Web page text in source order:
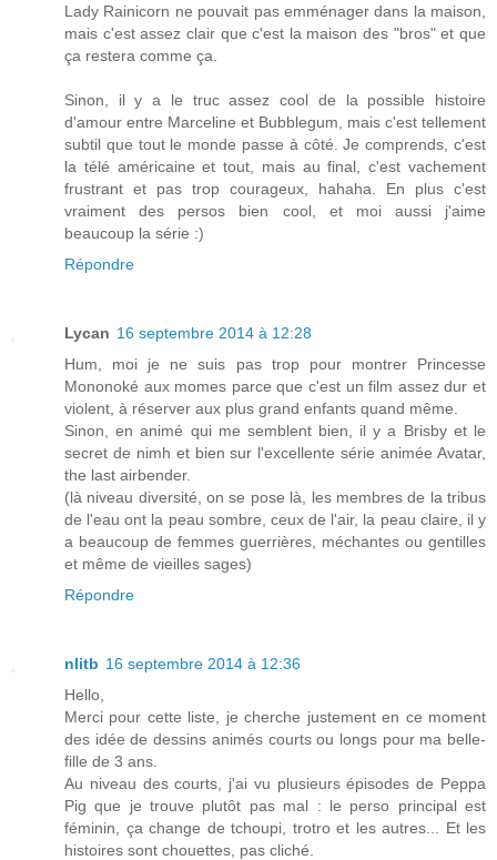
Lady Rainicorn ne pouvait pas emménager dans la maison,
mais c'est assez clair que c'est la maison des "bros" et que
ça restera comme ça.
Sinon, il y a le truc assez cool de la possible histoire
d'amour entre Marceline et Bubblegum, mais c'est tellement
subtil que tout le monde passe à côté. Je comprends, c'est
la télé américaine et tout, mais au final, c'est vachement
frustrant et pas trop courageux, hahaha. En plus c'est
vraiment des persos bien cool, et moi aussi j'aime
beaucoup la série :)
Répondre
Lycan 16 septembre 2014 à 12:28
Hum, moi je ne suis pas trop pour montrer Princesse
Mononoké aux momes parce que c'est un film assez dur et
violent, à réserver aux plus grand enfants quand même.
Sinon, en animé qui me semblent bien, il y a Brisby et le
secret de nimh et bien sur l'excellente série animée Avatar,
the last airbender.
(là niveau diversité, on se pose là, les membres de la tribus
de l'eau ont la peau sombre, ceux de l'air, la peau claire, il y
a beaucoup de femmes guerrières, méchantes ou gentilles
et même de vieilles sages)
Répondre
nlitb 16 septembre 2014 à 12:36
Hello,
Merci pour cette liste, je cherche justement en ce moment
des idée de dessins animés courts ou longs pour ma belle-
fille de 3 ans.
Au niveau des courts, j'ai vu plusieurs épisodes de Peppa
Pig que je trouve plutôt pas mal : le perso principal est
féminin, ça change de tchoupi, trotro et les autres... Et les
histoires sont chouettes, pas cliché.